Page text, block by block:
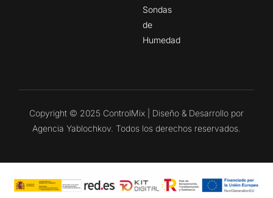
Sondas
de
Humedad
Copyright © 2025 ControlMix | Diseño & Desarrollo por
Agencia Yablochkov. Todos los derechos reservados.